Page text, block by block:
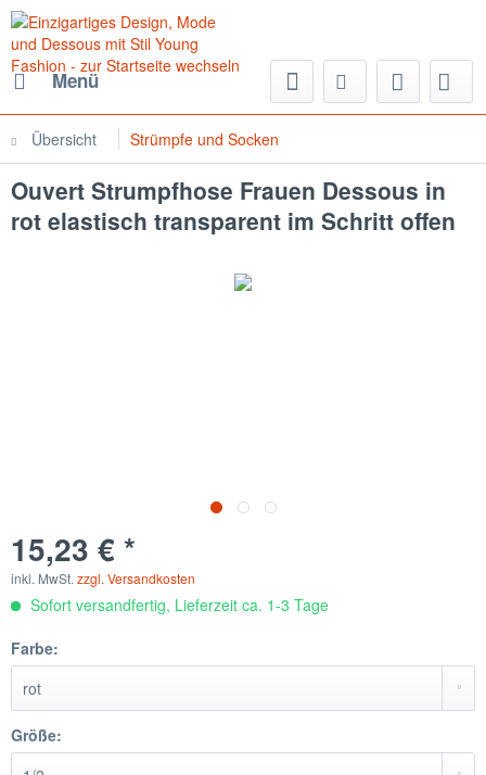
Menü
Übersicht Strümpfe und Socken
Ouvert Strumpfhose Frauen Dessous in
rot elastisch transparent im Schritt offen
15,23 € *
inkl. MwSt. zzgl. Versandkosten
Sofort versandfertig, Lieferzeit ca. 1-3 Tage
Farbe:
Größe: